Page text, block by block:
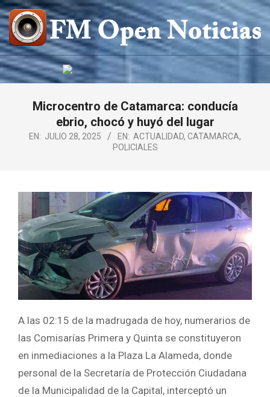
Saltar
al
contenido
FM
OPEN
NOTICIAS
Microcentro de Catamarca: conducía
ebrio, chocó y huyó del lugar
EN: JULIO 28, 2025 EN: ACTUALIDAD, CATAMARCA,
POLICIALES
A las 02:15 de la madrugada de hoy, numerarios de
las Comisarías Primera y Quinta se constituyeron
en inmediaciones a la Plaza La Alameda, donde
personal de la Secretaría de Protección Ciudadana
de la Municipalidad de la Capital, interceptó un